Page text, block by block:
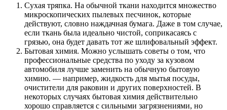
Сухая тряпка. На обычной ткани находится множество
микроскопических пылевых песчинок, которые
действуют, словно наждачная бумага. Даже в том случае,
если ткань была идеально чистой, соприкасаясь с
грязью, она будет давать тот же шлифовальный эффект.
Бытовая химия. Можно услышать советы о том, что
профессиональные средства по уходу за кузовом
автомобиля лучше заменить на обычную бытовую
химию. — например, жидкость для мытья посуды,
очистители для раковин и других поверхностей. В
некоторых случаях бытовая химия действительно
хорошо справляется с сильными загрязнениями, но